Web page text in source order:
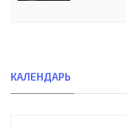
КАЛЕНДАРЬ